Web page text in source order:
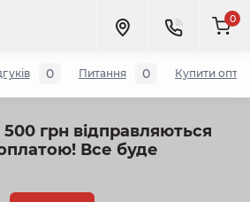
грн відправляються
Все буде
0
0 Питання 0 Купити